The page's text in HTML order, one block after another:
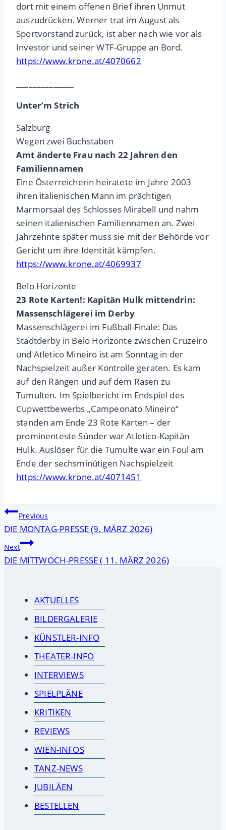
dort mit einem offenen Brief ihren Unmut
auszudrücken. Werner trat im August als
Sportvorstand zurück, ist aber nach wie vor als
Investor und seiner WTF-Gruppe an Bord.
https://www.krone.at/4070662
Unter’m Strich
Salzburg
Wegen zwei Buchstaben
Amt änderte Frau nach 22 Jahren den
Familiennamen
Eine Österreicherin heiratete im Jahre 2003
ihren italienischen Mann im prächtigen
Marmorsaal des Schlosses Mirabell und nahm
seinen italienischen Familiennamen an. Zwei
Jahrzehnte später muss sie mit der Behörde vor
Gericht um ihre Identität kämpfen.
https://www.krone.at/4069937
Belo Horizonte
23 Rote Karten!: Kapitän Hulk mittendrin:
Massenschlägerei im Derby
Massenschlägerei im Fußball-Finale: Das
Stadtderby in Belo Horizonte zwischen Cruzeiro
und Atletico Mineiro ist am Sonntag in der
Nachspielzeit außer Kontrolle geraten. Es kam
auf den Rängen und auf dem Rasen zu
Tumulten. Im Spielbericht im Endspiel des
Cupwettbewerbs „Campeonato Mineiro“
standen am Ende 23 Rote Karten – der
prominenteste Sünder war Atletico-Kapitän
Hulk. Auslöser für die Tumulte war ein Foul am
Ende der sechsminütigen Nachspielzeit
https://www.krone.at/4071451
Beitragsnavigation
Previous
DIE MONTAG-PRESSE (9. MÄRZ 2026)
Next
DIE MITTWOCH-PRESSE ( 11. MÄRZ 2026)
AKTUELLES
BILDERGALERIE
KÜNSTLER-INFO
THEATER-INFO
INTERVIEWS
SPIELPLÄNE
KRITIKEN
REVIEWS
WIEN-INFOS
TANZ-NEWS
JUBILÄEN
BESTELLEN